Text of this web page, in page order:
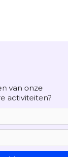
van onze
activiteiten?